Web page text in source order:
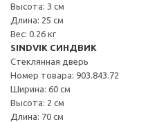
Высота: 3 см
Длина: 25 см
Вес: 0.26 кг
SINDVIK СИНДВИК
Стеклянная дверь
Номер товара: 903.843.72
Ширина: 60 см
Высота: 2 см
Длина: 70 см